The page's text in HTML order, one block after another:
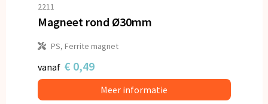
2211
Magneet rond Ø30mm
PS, Ferrite magnet
vanaf € 0,49
Meer informatie